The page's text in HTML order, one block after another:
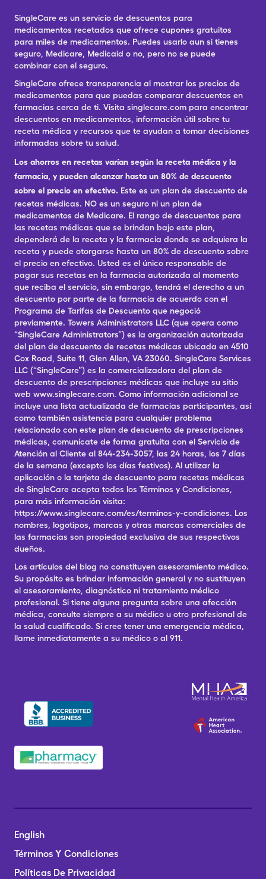
SingleCare es un servicio de descuentos para
medicamentos recetados que ofrece cupones gratuitos
para miles de medicamentos. Puedes usarlo aun si tienes
seguro, Medicare, Medicaid o no, pero no se puede
combinar con el seguro.
SingleCare ofrece transparencia al mostrar los precios de
medicamentos para que puedas comparar descuentos en
farmacias cerca de ti. Visita singlecare.com para encontrar
descuentos en medicamentos, información útil sobre tu
receta médica y recursos que te ayudan a tomar decisiones
informadas sobre tu salud.
Los ahorros en recetas varían según la receta médica y la
farmacia, y pueden alcanzar hasta un 80% de descuento
sobre el precio en efectivo. Este es un plan de descuento de
recetas médicas. NO es un seguro ni un plan de
medicamentos de Medicare. El rango de descuentos para
las recetas médicas que se brindan bajo este plan,
dependerá de la receta y la farmacia donde se adquiera la
receta y puede otorgarse hasta un 80% de descuento sobre
el precio en efectivo. Usted es el único responsable de
pagar sus recetas en la farmacia autorizada al momento
que reciba el servicio, sin embargo, tendrá el derecho a un
descuento por parte de la farmacia de acuerdo con el
Programa de Tarifas de Descuento que negoció
previamente. Towers Administrators LLC (que opera como
“SingleCare Administrators”) es la organización autorizada
del plan de descuento de recetas médicas ubicada en 4510
Cox Road, Suite 11, Glen Allen, VA 23060. SingleCare Services
LLC (“SingleCare”) es la comercializadora del plan de
descuento de prescripciones médicas que incluye su sitio
web www.singlecare.com. Como información adicional se
incluye una lista actualizada de farmacias participantes, así
como también asistencia para cualquier problema
relacionado con este plan de descuento de prescripciones
médicas, comunícate de forma gratuita con el Servicio de
Atención al Cliente al 844-234-3057, las 24 horas, los 7 días
de la semana (excepto los días festivos). Al utilizar la
aplicación o la tarjeta de descuento para recetas médicas
de SingleCare acepta todos los Términos y Condiciones,
para más información visita:
https://www.singlecare.com/es/terminos-y-condiciones. Los
nombres, logotipos, marcas y otras marcas comerciales de
las farmacias son propiedad exclusiva de sus respectivos
dueños.
Los artículos del blog no constituyen asesoramiento médico.
Su propósito es brindar información general y no sustituyen
el asesoramiento, diagnóstico ni tratamiento médico
profesional. Si tiene alguna pregunta sobre una afección
médica, consulte siempre a su médico u otro profesional de
la salud cualificado. Si cree tener una emergencia médica,
llame inmediatamente a su médico o al 911.
English
Términos Y Condiciones
Políticas De Privacidad